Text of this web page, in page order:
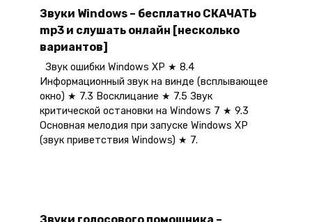
Звуки Windows – бесплатно СКАЧАТЬ
mp3 и слушать онлайн [несколько
вариантов]
Звук ошибки Windows XP ★ 8.4
Информационный звук на винде (всплывающее
окно) ★ 7.3 Восклицание ★ 7.5 Звук
критической остановки на Windows 7 ★ 9.3
Основная мелодия при запуске Windows XP
(звук приветствия Windows) ★ 7.
Звуки голосового помощника –